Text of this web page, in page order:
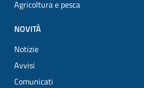
Agricoltura e pesca
NOVITÀ
Notizie
Avvisi
Comunicati